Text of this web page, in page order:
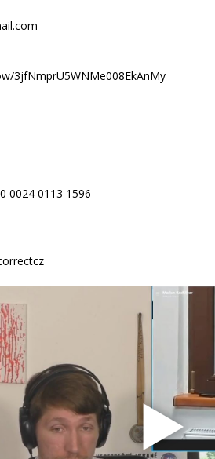
3jfNmprU5WNMe008EkAnMy
0024 0113 1596